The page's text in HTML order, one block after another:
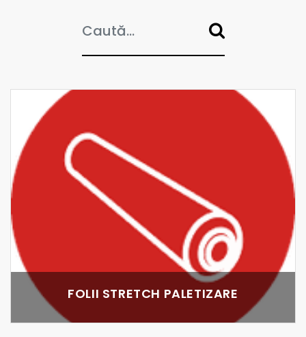
FOLII STRETCH PALETIZARE